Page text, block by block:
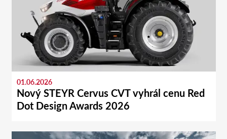
01.06.2026
Nový STEYR Cervus CVT vyhrál cenu Red
Dot Design Awards 2026